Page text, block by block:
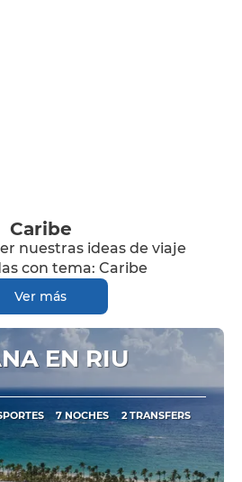
Caribe
nuestras ideas de viaje
con tema: Caribe
Ver más
EN RIU
7 NOCHES 2 TRANSFERS